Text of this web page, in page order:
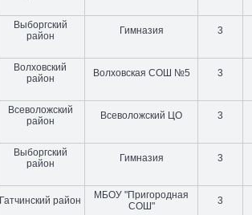
Выборгский
район
Гимназия 3
Волховский
район
Волховская СОШ №5 3
Всеволожский
район
Всеволожский ЦО 3
Выборгский
район
Гимназия 3
Гатчинский район
МБОУ "Пригородная
СОШ"
3